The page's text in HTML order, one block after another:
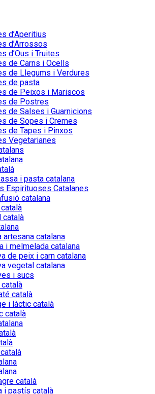
d’Aperitius
d’Arrossos
d’Ous i Truites
de Carns i Ocells
de Llegums i Verdures
de pasta
de Peixos i Mariscos
de Postres
de Salses i Guarnicions
de Sopes i Cremes
de Tapes i Pinxos
Vegetarianes
i pasta catalana
Espirituoses Catalanes
catalana
català
artesana catalana
i melmelada catalana
de peix i carn catalana
vegetal catalana
i sucs
català
i làctic català
català
català
i pastís català